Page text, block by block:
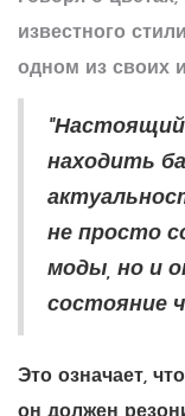
известного
одном из своих
находить
не просто
моды, но и
состояние
Это означает,